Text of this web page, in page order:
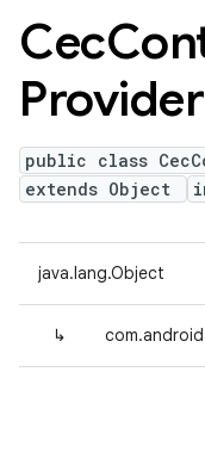
Cec
Provider
public class
extends Object
java.lang.Object
↳